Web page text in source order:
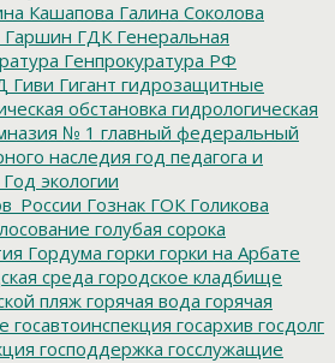
Кашапова Галина Соколова
Гаршин ГДК Генеральная
Генпрокуратура РФ
Гиви Гигант гидрозащитные
обстановка гидрологическая
№ 1 главный федеральный
наследия год педагога и
Год экологии
Гознак ГОК Голикова
голубая сорока
Гордума горки горки на Арбате
среда городское кладбище
пляж горячая вода горячая
госавтоинспекция госархив госдолг
господдержка госслужащие